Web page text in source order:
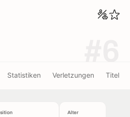
Statistiken Verletzungen Titel
Alter